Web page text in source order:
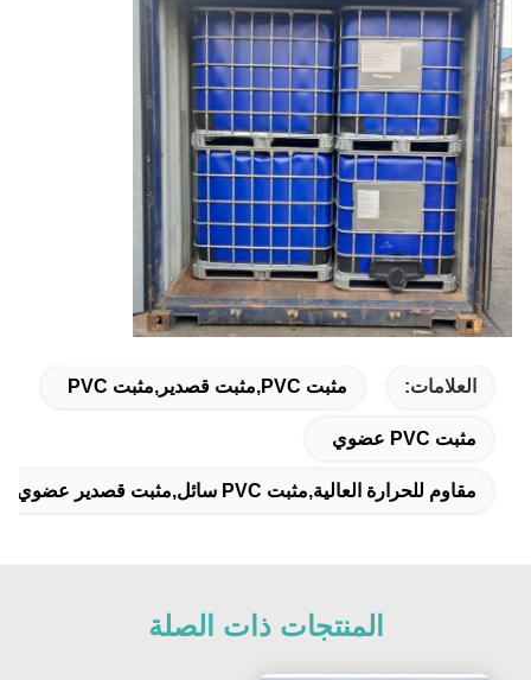
العلامات: مثبت PVC,مثبت قصدير,مثبت PVC
مثبت PVC عضوي
مقاوم للحرارة العالية,مثبت PVC سائل,مثبت قصدير عضوي
المنتجات ذات الصلة